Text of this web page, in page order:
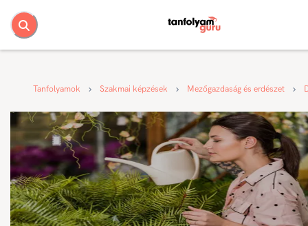
Tanfolyamok Szakmai képzések Mezőgazdaság és erdészet